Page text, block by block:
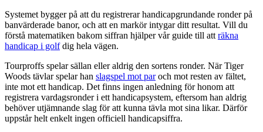
Systemet bygger på att du registrerar handicapgrundande ronder på
banvärderade banor, och att en markör intygar ditt resultat. Vill du
förstå matematiken bakom siffran hjälper vår guide till att räkna
handicap i golfdig hela vägen.
Tourproffs spelar sällan eller aldrig den sortens ronder. När Tiger
Woods tävlar spelar han slagspel mot paroch mot resten av fältet,
inte mot ett handicap. Det finns ingen anledning för honom att
registrera vardagsronder i ett handicapsystem, eftersom han aldrig
behöver utjämnande slag för att kunna tävla mot sina likar. Därför
uppstår helt enkelt ingen officiell handicapsiffra.